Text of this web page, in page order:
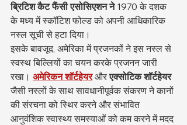
ब्रिटिश कैट फैंसी एसोसिएशन ने 1970 के दशक
के मध्य में स्कॉटिश फोल्ड को अपनी आधिकारिक
नस्ल सूची से हटा दिया।
इसके बावजूद, अमेरिका में प्रजनकों ने इस नस्ल से
स्वस्थ बिल्लियों का चयन करके प्रजनन जारी
रखा। अमेरिकन शॉर्टहेयर और एक्सोटिक शॉर्टहेयर
जैसी नस्लों के साथ सावधानीपूर्वक संकरण ने कानों
की संरचना को स्थिर करने और संभावित
आनुवंशिक स्वास्थ्य समस्याओं को कम करने में मदद